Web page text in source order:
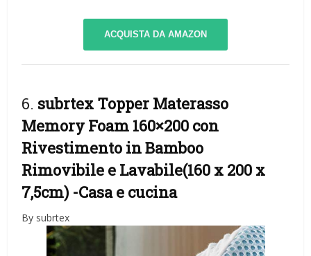
ACQUISTA DA AMAZON
6. subrtex Topper Materasso
Memory Foam 160×200 con
Rivestimento in Bamboo
Rimovibile e Lavabile(160 x 200 x
7,5cm) -Casa e cucina
By subrtex